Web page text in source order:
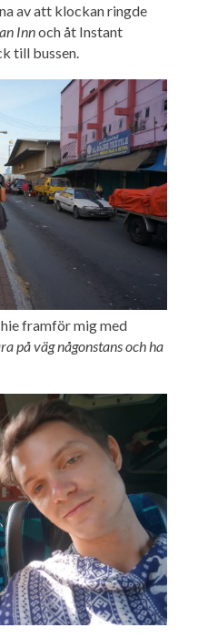
av att klockan ringde
Innoch åt Instant
till bussen.
framför mig med
på väg någonstans och ha